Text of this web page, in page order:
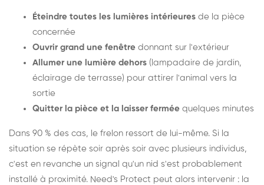
Éteindre toutes les lumières intérieures de la pièce
concernée
Ouvrir grand une fenêtre donnant sur l'extérieur
Allumer une lumière dehors (lampadaire de jardin,
éclairage de terrasse) pour attirer l'animal vers la
sortie
Quitter la pièce et la laisser fermée quelques minutes
Dans 90 % des cas, le frelon ressort de lui-même. Si la
situation se répète soir après soir avec plusieurs individus,
c'est en revanche un signal qu'un nid s'est probablement
installé à proximité. Need's Protect peut alors intervenir : la